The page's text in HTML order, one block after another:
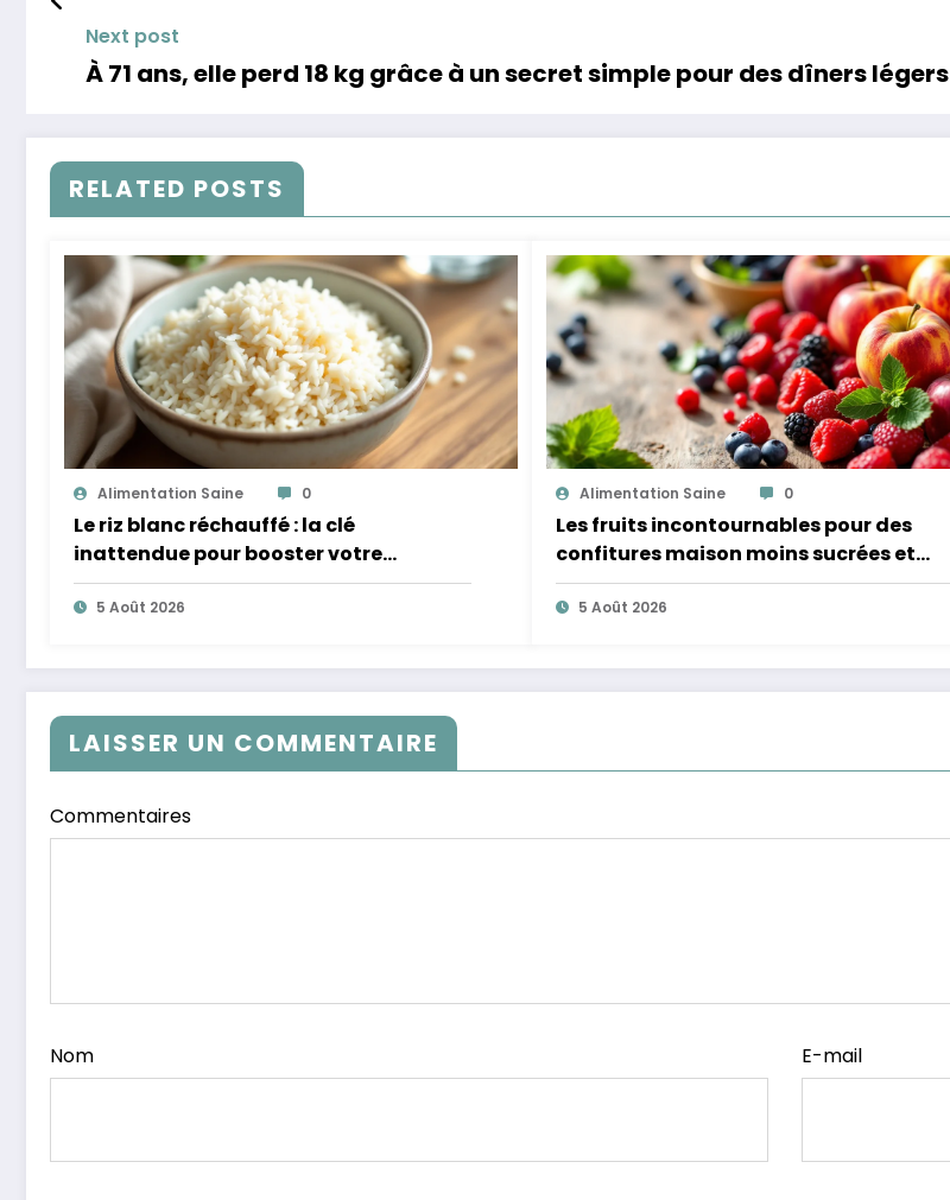
Next post
À 71 ans, elle perd 18 kg grâce à un secret simple pour des dîners légers
RELATED POSTS
Alimentation Saine 0
Le riz blanc réchauffé : la clé
inattendue pour booster votre
microbiote
5 Août 2026
Alimentation Saine 0
Les fruits incontournables pour des
confitures maison moins sucrées et
plus légères
5 Août 2026
LAISSER UN COMMENTAIRE
Commentaires
Nom E-mail